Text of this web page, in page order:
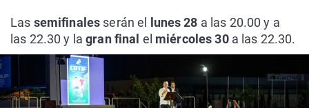
Las semifinales serán el lunes 28 a las 20.00 y a
las 22.30 y lagran final el miércoles 30a las 22.30.